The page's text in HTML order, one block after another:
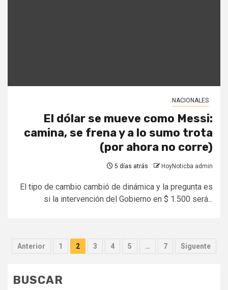
NACIONALES
El dólar se mueve como Messi:
camina, se frena y a lo sumo trota
(por ahora no corre)
5 días atrás HoyNoticba admin
El tipo de cambio cambió de dinámica y la pregunta es
si la intervención del Gobierno en $ 1.500 será...
Paginación
entradas
Anterior 1 2 3 4 5 … 7 Siguente
BUSCAR